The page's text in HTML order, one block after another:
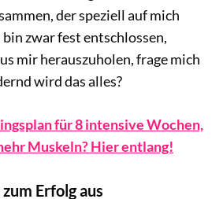
der speziell auf mich
zwar fest entschlossen,
mir herauszuholen, frage mich
wird das alles?
für 8 intensive Wochen,
Muskeln? Hier entlang!
Erfolg aus